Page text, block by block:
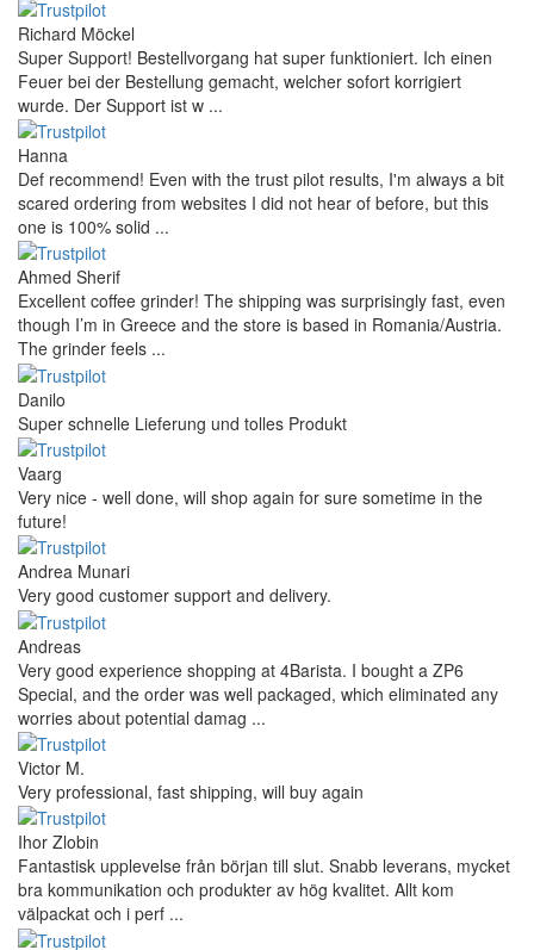
Richard Möckel
Super Support! Bestellvorgang hat super funktioniert. Ich einen
Feuer bei der Bestellung gemacht, welcher sofort korrigiert
wurde. Der Support ist w ...
Hanna
Def recommend! Even with the trust pilot results, I'm always a bit
scared ordering from websites I did not hear of before, but this
one is 100% solid ...
Ahmed Sherif
Excellent coffee grinder! The shipping was surprisingly fast, even
though I’m in Greece and the store is based in Romania/Austria.
The grinder feels ...
Danilo
Super schnelle Lieferung und tolles Produkt
Vaarg
Very nice - well done, will shop again for sure sometime in the
future!
Andrea Munari
Very good customer support and delivery.
Andreas
Very good experience shopping at 4Barista. I bought a ZP6
Special, and the order was well packaged, which eliminated any
worries about potential damag ...
Victor M.
Very professional, fast shipping, will buy again
Ihor Zlobin
Fantastisk upplevelse från början till slut. Snabb leverans, mycket
bra kommunikation och produkter av hög kvalitet. Allt kom
välpackat och i perf ...